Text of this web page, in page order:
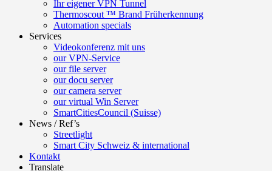
Ihr eigener VPN Tunnel
Thermoscout ™ Brand Früherkennung
Automation specials
Services
Videokonferenz mit uns
our VPN-Service
our file server
our docu server
our camera server
our virtual Win Server
SmartCitiesCouncil (Suisse)
News / Ref’s
Streetlight
Smart City Schweiz & international
Kontakt
Translate